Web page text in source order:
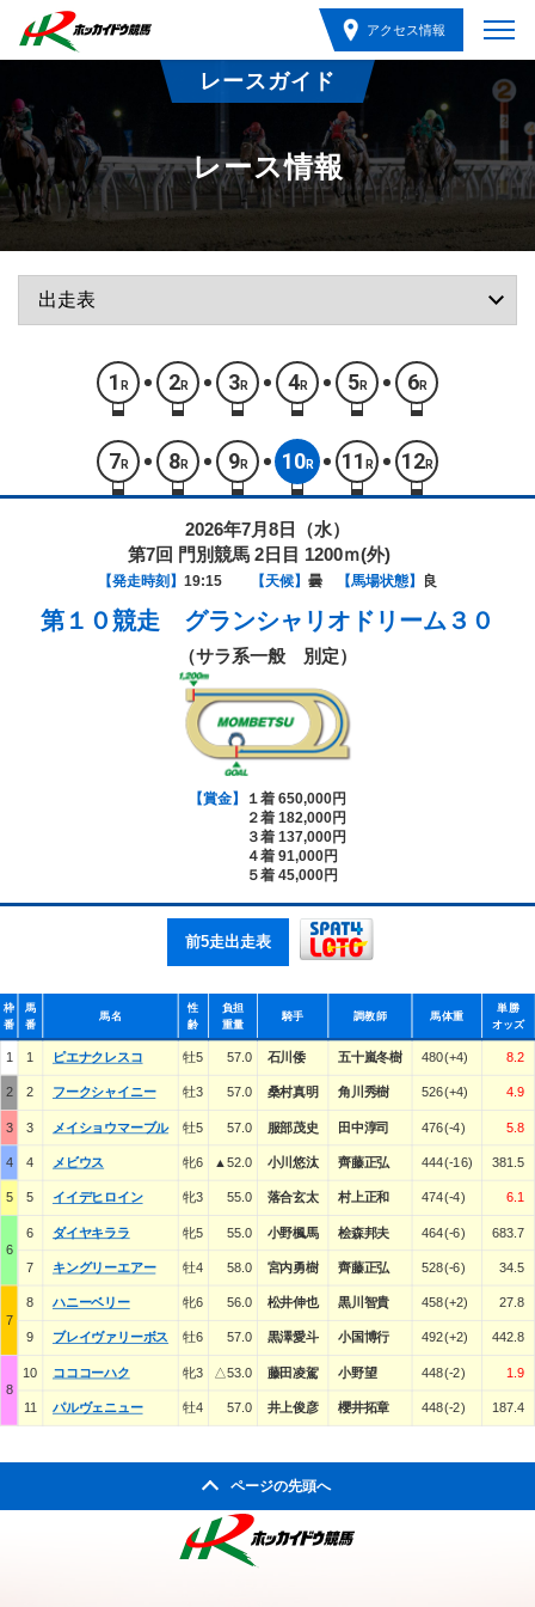
アクセス情報
レースガイド
レース情報
1 R 2R 3R 4R 5R 6R
7 R 8R 9R 10R 11 R 12R
2026年7月8日（水）
第7回 門別競馬 2日目 1200ｍ(外)
【発走時刻】 19:15 【天候】 曇 【馬場状態】 良
第１０競走 グランシャリオドリーム３０
（サラ系一般 別定）
【賞金】
１着 650,000円
２着 182,000円
３着 137,000円
４着 91,000円
５着 45,000円
前5走出走表
枠
番
馬
番
馬名
性
齢
負担
重量
騎手 調教師 馬体重
単勝
オッズ
1 1 ピエナクレスコ 牡5 57.0 石川倭 五十嵐冬樹 480(+4) 8.2
2 2 フークシャイニー 牡3 57.0 桑村真明 角川秀樹 526(+4) 4.9
3 3 メイショウマーブル 牡5 57.0 服部茂史 田中淳司 476(-4) 5.8
4 4 メビウス 牝6 ▲52.0 小川悠汰 齊藤正弘 444(-16) 381.5
5 5 イイデヒロイン 牝3 55.0 落合玄太 村上正和 474(-4) 6.1
6
6 ダイヤキララ 牝5 55.0 小野楓馬 桧森邦夫 464(-6) 683.7
7 キングリーエアー 牡4 58.0 宮内勇樹 齊藤正弘 528(-6) 34.5
7
8 ハニーベリー 牝6 56.0 松井伸也 黒川智貴 458(+2) 27.8
9 ブレイヴァリーボス 牡6 57.0 黒澤愛斗 小国博行 492(+2) 442.8
8
10 コココーハク 牝3 △53.0 藤田凌駕 小野望 448(-2) 1.9
11 パルヴェニュー 牡4 57.0 井上俊彦 櫻井拓章 448(-2) 187.4
ページの先頭へ